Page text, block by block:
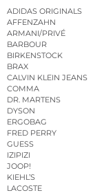
ADIDAS ORIGINALS
AFFENZAHN
ARMANI/PRIVÉ
BARBOUR
BIRKENSTOCK
BRAX
CALVIN KLEIN JEANS
COMMA
DR. MARTENS
DYSON
ERGOBAG
FRED PERRY
GUESS
IZIPIZI
JOOP!
KIEHL’S
LACOSTE